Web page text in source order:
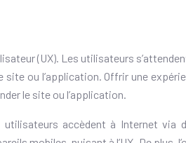
(UX). Les utilisateurs
ou l’application. Offrir une
le site ou l’application.
accèdent à Internet